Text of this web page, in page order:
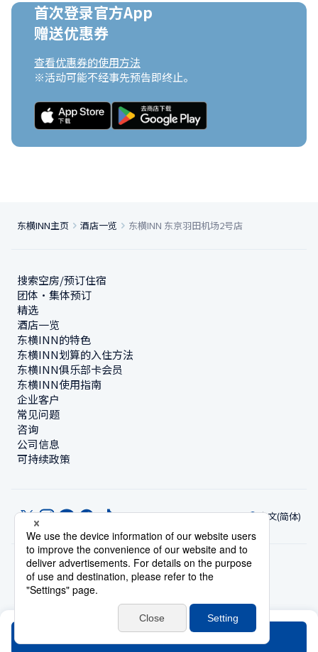
首次登录官方App
赠送优惠券
查看优惠券的使用方法
※活动可能不经事先预告即终止。
东横INN主页 酒店一览 东横INN 东京羽田机场2号店
搜索空房/预订住宿
团体・集体预订
精选
酒店一览
东横INN的特色
东横INN划算的入住方法
东横INN俱乐部卡会员
东横INN使用指南
企业客户
常见问题
咨询
公司信息
可持续政策
中文(简体)
© Toyoko Inn Co., Ltd.
隐私设置隐私保护政策根据特定商业交易法的标示网站政策
账号使用条款持卡会员条款